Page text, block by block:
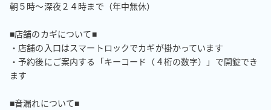
朝５時〜深夜２４時まで（年中無休）
■店舗のカギについて■
・店舗の入口はスマートロックでカギが掛かっています
・予約後にご案内する「キーコード（４桁の数字）」で開錠でき
ます
■音漏れについて■